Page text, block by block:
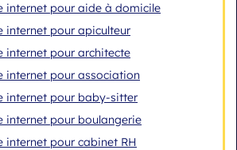
internet pour aide à domicile
internet pour apiculteur
internet pour architecte
internet pour association
internet pour baby-sitter
internet pour boulangerie
internet pour cabinet RH